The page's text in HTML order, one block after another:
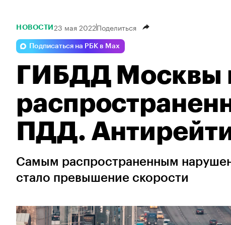
НОВОСТИ 23 мая 2022Поделиться
Подписаться на РБК в Max
ГИБДД Москвы
ПДД.
Самым распространенным
стало превышение скорости